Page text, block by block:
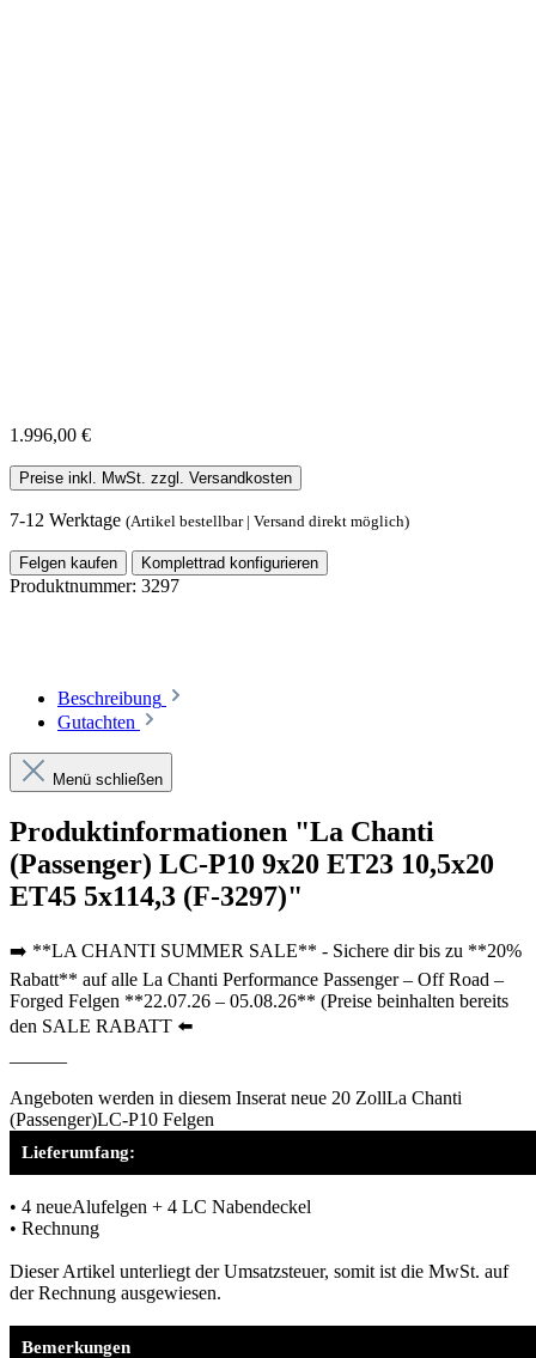
1.996,00 €
Preise inkl. MwSt. zzgl. Versandkosten
7-12 Werktage (Artikel bestellbar | Versand direkt möglich)
Felgen kaufen Komplettrad konfigurieren
Produktnummer: 3297
Beschreibung
Gutachten
Menü schließen
Produktinformationen "La Chanti
(Passenger) LC-P10 9x20 ET23 10,5x20
ET45 5x114,3 (F-3297)"
➡️ **LA CHANTI SUMMER SALE** - Sichere dir bis zu **20%
Rabatt** auf alle La Chanti Performance Passenger – Off Road –
Forged Felgen **22.07.26 – 05.08.26** (Preise beinhalten bereits
den SALE RABATT ⬅️
Angeboten werden in diesem Inserat neue 20 ZollLa Chanti
(Passenger)LC-P10 Felgen
Lieferumfang:
• 4 neueAlufelgen + 4 LC Nabendeckel
• Rechnung
Dieser Artikel unterliegt der Umsatzsteuer, somit ist die MwSt. auf
der Rechnung ausgewiesen.
Bemerkungen